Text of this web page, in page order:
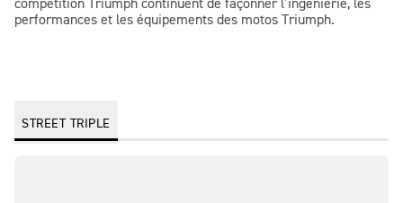
compétition Triumph continuent de façonner l’ingénierie, les
performances et les équipements des motos Triumph.
STREET TRIPLE